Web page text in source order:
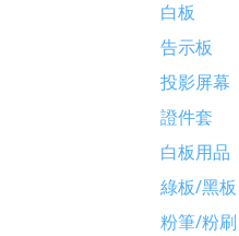
白板
告示板
投影屏幕
證件套
白板用品
綠板/黑板
粉筆/粉刷